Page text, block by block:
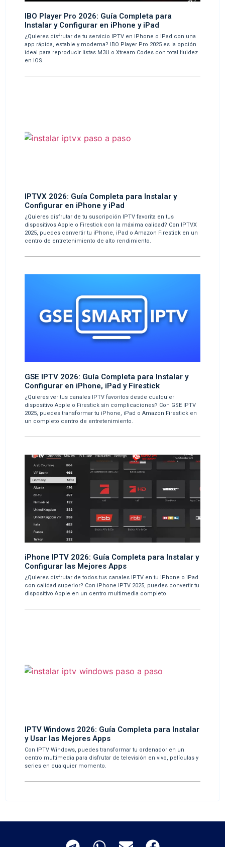
IBO Player Pro 2026: Guía Completa para
Instalar y Configurar en iPhone y iPad
¿Quieres disfrutar de tu servicio IPTV en iPhone o iPad con una
app rápida, estable y moderna? IBO Player Pro 2025 es la opción
ideal para reproducir listas M3U o Xtream Codes con total fluidez
en iOS.
IPTVX 2026: Guía Completa para Instalar y
Configurar en iPhone y iPad
¿Quieres disfrutar de tu suscripción IPTV favorita en tus
dispositivos Apple o Firestick con la máxima calidad? Con IPTVX
2025, puedes convertir tu iPhone, iPad o Amazon Firestick en un
centro de entretenimiento de alto rendimiento.
GSE IPTV 2026: Guía Completa para Instalar y
Configurar en iPhone, iPad y Firestick
¿Quieres ver tus canales IPTV favoritos desde cualquier
dispositivo Apple o Firestick sin complicaciones? Con GSE IPTV
2025, puedes transformar tu iPhone, iPad o Amazon Firestick en
un completo centro de entretenimiento.
iPhone IPTV 2026: Guía Completa para Instalar y
Configurar las Mejores Apps
¿Quieres disfrutar de todos tus canales IPTV en tu iPhone o iPad
con calidad superior? Con iPhone IPTV 2025, puedes convertir tu
dispositivo Apple en un centro multimedia completo.
IPTV Windows 2026: Guía Completa para Instalar
y Usar las Mejores Apps
Con IPTV Windows, puedes transformar tu ordenador en un
centro multimedia para disfrutar de televisión en vivo, películas y
series en cualquier momento.